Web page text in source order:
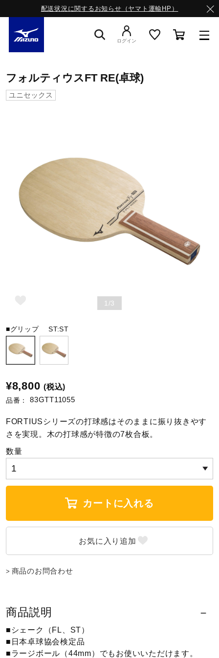
配送状況に関するお知らせ（ヤマト運輸HP）
サッカー／フットサル
バレーボール
テニス／ソフトテニス
バドミントン
陸上競技
柔道
ワーキング
ログイン
フォルティウスFT RE(卓球)
ユニセックス
1/3
■グリップST:ST
¥8,800 (税込)
品番： 83GTT11055
FORTIUSシリーズの打球感はそのままに振り抜きやす
さを実現。木の打球感が特徴の7枚合板。
数量
カートに入れる
商品のお問合わせ
商品説明
■シェーク（FL、ST）
■日本卓球協会検定品
■ラージボール（44mm）でもお使いいただけます。